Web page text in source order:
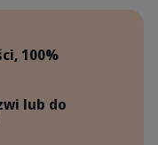
100%
lub do